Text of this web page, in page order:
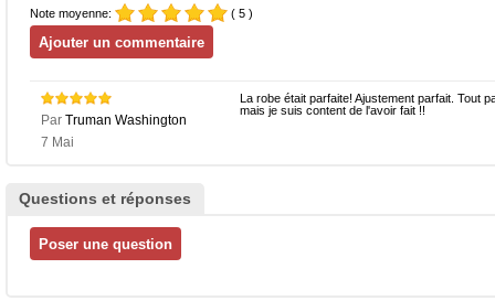
Note moyenne: ( 5 )
Par Truman Washington
7 Mai
La robe était parfaite! Ajustement parfait. Tout
mais je suis content de l'avoir fait !!
Questions et réponses